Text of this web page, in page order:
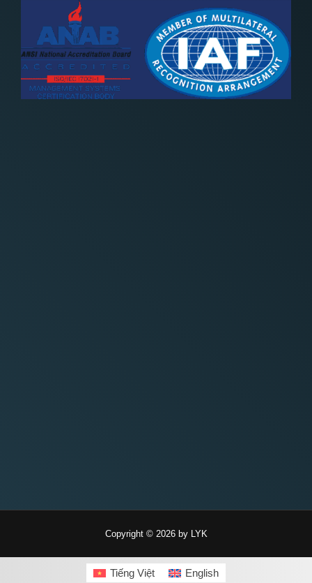
Copyright © 2026 by LYK
Tiếng Việt English